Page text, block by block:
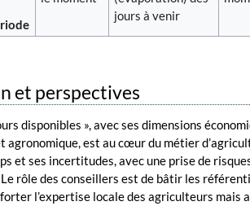
jours à venir
et perspectives
disponibles », avec ses dimensions
agronomique, est au cœur du métier
et ses incertitudes, avec une prise de
Le rôle des conseillers est de bâtir les
l’expertise locale des agriculteurs mais